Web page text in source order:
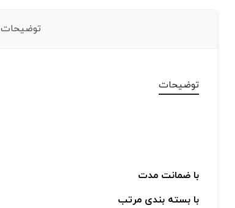
توضیحات
توضیحات
با ضمانت مدت
با بسته بندی مرتب